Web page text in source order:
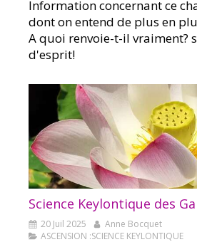
Information concernant ce
dont on entend de plus en
A quoi renvoie-t-il vraiment?
d'esprit!
Science Keylontique des
20 Juil 2025
Anne Bocquet
ASCENSION :SCIENCE KEYLONTIQUE